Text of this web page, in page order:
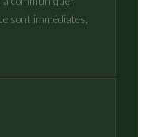
sont immédiates,